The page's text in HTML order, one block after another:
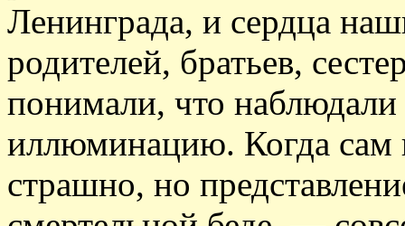
Ленинграда, и сердца
родителей, братьев,
понимали, что
иллюминацию. Когда сам
страшно, но